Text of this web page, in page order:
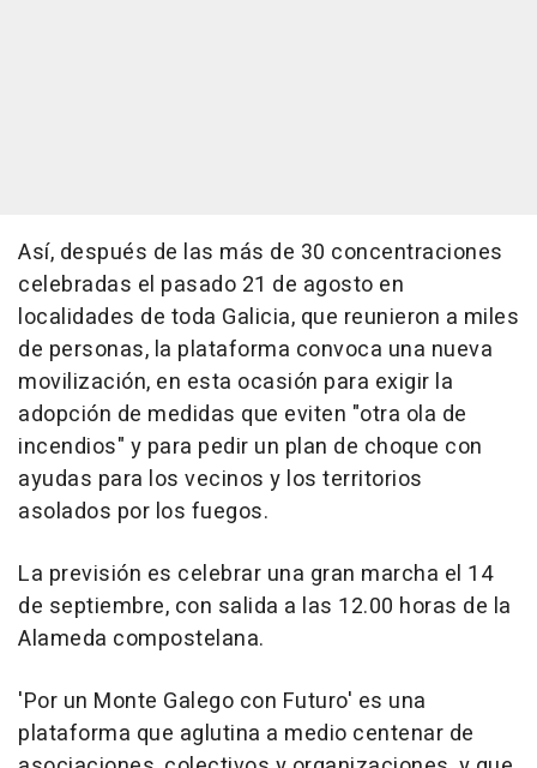
Así, después de las más de 30 concentraciones
celebradas el pasado 21 de agosto en
localidades de toda Galicia, que reunieron a miles
de personas, la plataforma convoca una nueva
movilización, en esta ocasión para exigir la
adopción de medidas que eviten "otra ola de
incendios" y para pedir un plan de choque con
ayudas para los vecinos y los territorios
asolados por los fuegos.
La previsión es celebrar una gran marcha el 14
de septiembre, con salida a las 12.00 horas de la
Alameda compostelana.
'Por un Monte Galego con Futuro' es una
plataforma que aglutina a medio centenar de